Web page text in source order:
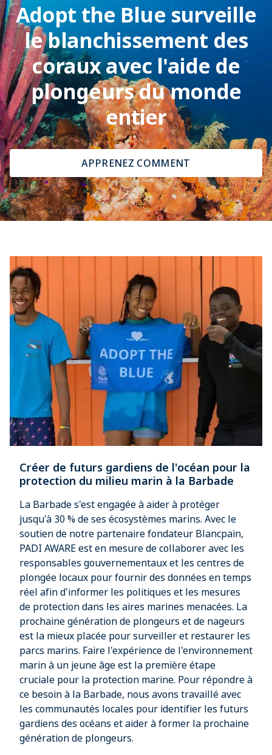
Adopt the Blue surveille
le blanchissement des
coraux avec l'aide de
plongeurs du monde
entier
APPRENEZ COMMENT
Créer de futurs gardiens de l'océan pour la
protection du milieu marin à la Barbade
La Barbade s'est engagée à aider à protéger
jusqu'à 30 % de ses écosystèmes marins. Avec le
soutien de notre partenaire fondateur Blancpain,
PADI AWARE est en mesure de collaborer avec les
responsables gouvernementaux et les centres de
plongée locaux pour fournir des données en temps
réel afin d'informer les politiques et les mesures
de protection dans les aires marines menacées. La
prochaine génération de plongeurs et de nageurs
est la mieux placée pour surveiller et restaurer les
parcs marins. Faire l'expérience de l'environnement
marin à un jeune âge est la première étape
cruciale pour la protection marine. Pour répondre à
ce besoin à la Barbade, nous avons travaillé avec
les communautés locales pour identifier les futurs
gardiens des océans et aider à former la prochaine
génération de plongeurs.